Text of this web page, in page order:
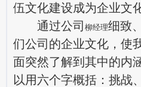
伍文化建设成为企业文
通过公司 柳经理细致
们公司的企业文化，使
面突然了解到其中的内
以用六个字概括：挑战